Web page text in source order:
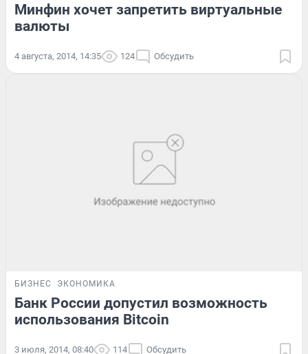
Минфин хочет запретить виртуальные
валюты
4 августа, 2014, 14:35 124 Обсудить
БИЗНЕС ЭКОНОМИКА
Банк России допустил возможность
использования Bitcoin
3 июля, 2014, 08:40 114 Обсудить